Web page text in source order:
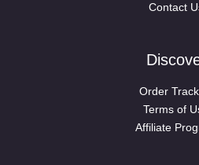
Contact
Order
Terms of
Affiliate